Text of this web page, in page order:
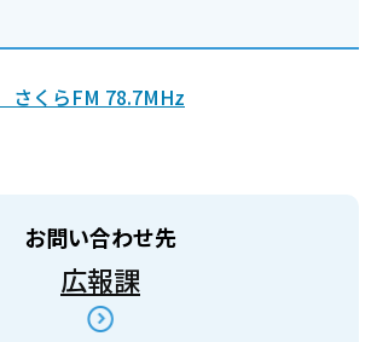
くらFM 78.7MHz
お問い合わせ先
広報課